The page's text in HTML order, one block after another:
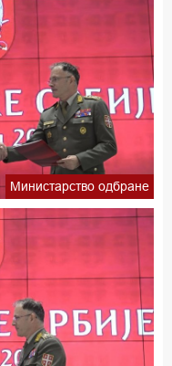
Министарство одбране